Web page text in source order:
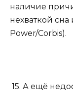
наличие
нехваткой
Power/Corbis).
15. А ещё